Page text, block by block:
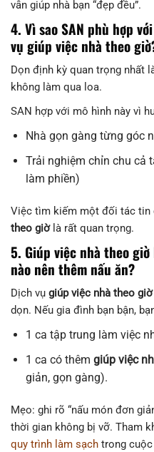
vẫn giúp nhà bạn “đẹp đều”.
4. Vì sao SAN phù hợp
vụ giúp việc nhà theo
Dọn định kỳ quan trọng nhất
không làm qua loa.
SAN hợp với mô hình này vì
Nhà gọn gàng từng góc
Trải nghiệm chỉn chu cả
làm phiền)
Việc tìm kiếm một đối tác tin
theo giờlà rất quan trọng.
5. Giúp việc nhà theo
nào nên thêm nấu ăn?
Dịch vụ giúp việc nhà theo giờ
dọn. Nếu gia đình bạn bận,
1 ca tập trung làm việc
1 ca có thêm giúp việc
giản, gọn gàng).
Mẹo: ghi rõ “nấu món đơn
thời gian không bị vỡ. Tham
quy trình làm sạch trong